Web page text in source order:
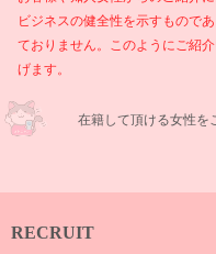
ビジネスの健全性を示すもので
ておりません。このようにご紹
げます。
在籍して頂ける女性を
RECRUIT